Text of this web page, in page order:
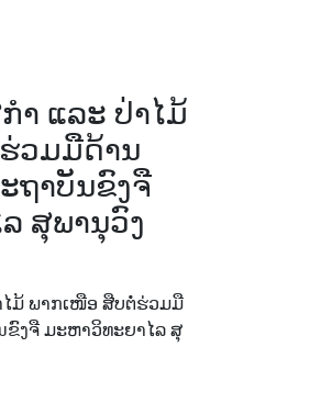
ຳ ແລະ ປ່າໄມ້
ວມມືດ້ານ
ຖາບັນຂົງຈື
ສຸພານຸວົງ
ມ້ ພາກເໜືອ ສືບຕໍ່ຮ່ວມມື
ງຈື ມະຫາວິທະຍາໄລ ສຸ